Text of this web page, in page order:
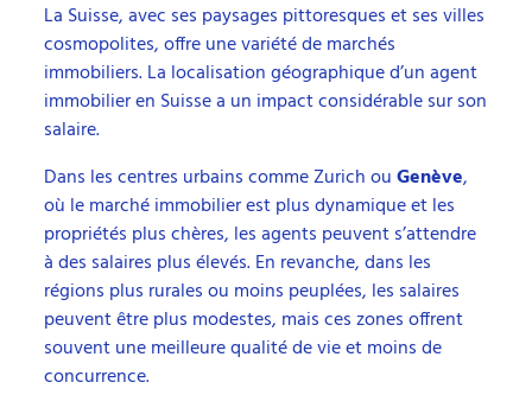
La Suisse, avec ses paysages pittoresques et ses villes
cosmopolites, offre une variété de marchés
immobiliers. La localisation géographique d’un agent
immobilier en Suisse a un impact considérable sur son
salaire.
Dans les centres urbains comme Zurich ouGenève,
où le marché immobilier est plus dynamique et les
propriétés plus chères, les agents peuvent s’attendre
à des salaires plus élevés. En revanche, dans les
régions plus rurales ou moins peuplées, les salaires
peuvent être plus modestes, mais ces zones offrent
souvent une meilleure qualité de vie et moins de
concurrence.